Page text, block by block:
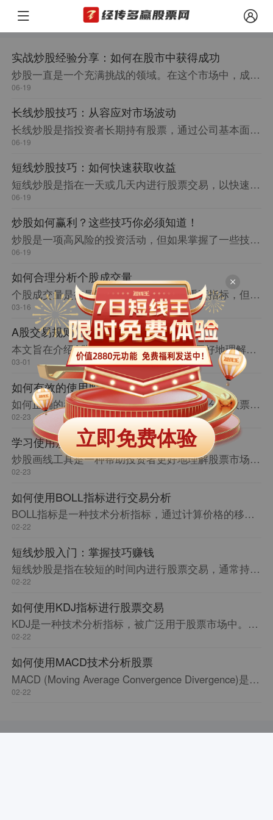
实战炒股经验分享：如何在股市中获得成功
炒股一直是一个充满挑战的领域。在这个市场中，成功者和失败者之间的差距非常明显。本文将分享一些实战炒股的经验，帮助读者在股市中获得成功。
06-19
长线炒股技巧：从容应对市场波动
长线炒股是指投资者长期持有股票，通过公司基本面和行业前景的分析来决定买入或持有股票。长线炒股需要投资者具备一定的耐心和长远眼光，同时也需要对市场进行深入的研究和分析，以应对市场的波动。本文将分享一些长线炒股的技巧，帮助投资者更好地应对市场的风险。
06-19
短线炒股技巧：如何快速获取收益
短线炒股是指在一天或几天内进行股票交易，以快速获取收益。本文将介绍一些短线炒股的技巧，帮助您在股市中取得更好的成果。
06-19
炒股如何赢利？这些技巧你必须知道！
炒股是一项高风险的投资活动，但如果掌握了一些技巧，就可以让赢利变得更加容易。本文将介绍几个关键点，帮助你在炒股中获得更多的利润。
06-19
如何合理分析个股成交量
个股成交量是衡量股票市场活跃程度的重要指标，但如何合理分析个股成交量却是投资者需要掌握的技能之一。本文将从几个方面阐述如何合理分析个股成交量。
03-16
A股交易规则
本文旨在介绍A股交易规则，帮助投资者更好地理解A股市场，并正确遵守交易规则。
03-01
如何有效的使用股筹码分析
如何正确的看股筹码分析，以便帮助投资者分析股票市场的核心原则，提供有效的投资决策。
02-23
学习使用炒股画线工具的优势
炒股画线工具是一种帮助投资者更好地理解股票市场趋势的工具。本文将介绍如何使用炒股画线工具，以及它的优势和应用场景。
02-23
如何使用BOLL指标进行交易分析
BOLL指标是一种技术分析指标，通过计算价格的移动平均线和标准差来确定价格波动的上下限，从而判断股价是否处于超买或超卖状态。本文将介绍BOLL指标的基本原理、计算方法和使用技巧，帮助读者更好地应用BOLL指标进行交易分析。
02-22
短线炒股入门：掌握技巧赚钱
短线炒股是指在较短的时间内进行股票交易，通常持仓时间不超过一周。与长线投资相比，短线炒股有更高的风险和更快的回报。本文将介绍短线炒股的基本知识和技巧，帮助初学者掌握短线炒股的要领。
02-22
如何使用KDJ指标进行股票交易
KDJ是一种技术分析指标，被广泛用于股票市场中。它可以帮助交易者识别股票价格的趋势和超买/超卖状态，从而指导交易决策。本文将介绍KDJ指标的计算方法和使用技巧，以帮助股票交易者更好地利用该指标进行交易。
02-22
如何使用MACD技术分析股票
MACD (Moving Average Convergence Divergence)是一种广泛使用的技术指标，用于分析股票价格的趋势和动量。本文将介绍如何使用MACD指标来进行技术分析，以及如何将其应用于交易决策中。
02-22
立即免费体验